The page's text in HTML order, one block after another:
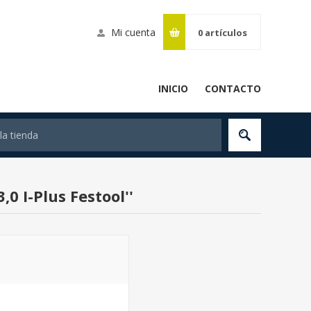
Mi cuenta 0 artículos
INICIO CONTACTO
I-Plus Festool